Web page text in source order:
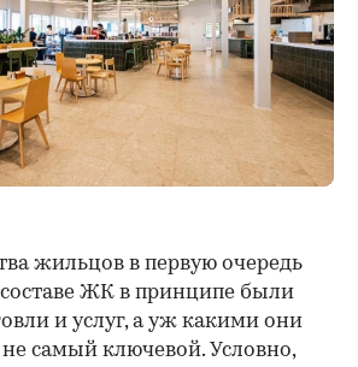
жильцов в первую очередь
ЖК в принципе были
и услуг, а уж какими они
самый ключевой. Условно,